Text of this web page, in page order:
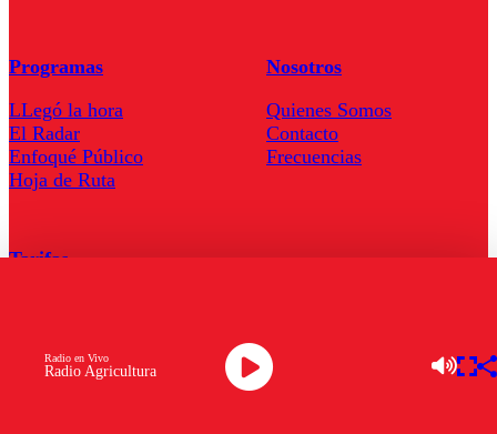
Radio Agricultura
Radio en Vivo
Programas
LLegó la hora
El Radar
Enfoqué Público
Hoja de Ruta
Nosotros
Quienes Somos
Contacto
Frecuencias
Tarifas